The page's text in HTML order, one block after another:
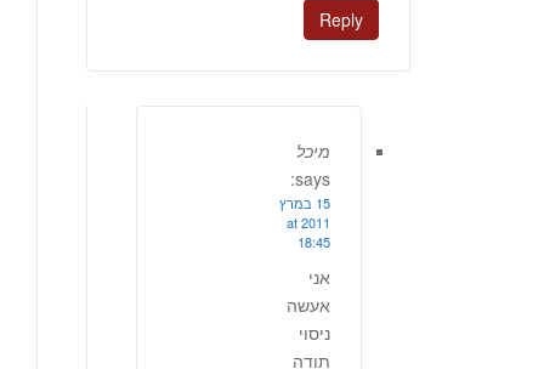
Reply
מיכל
says:
15 במרץ
2011 at
18:45
אני
אעשה
ניסוי
תודה